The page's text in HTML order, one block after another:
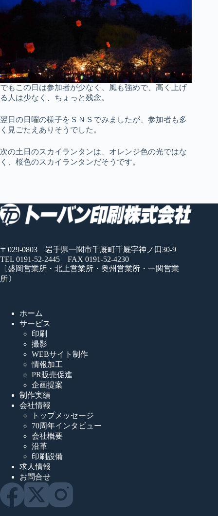
でもこの日は参加者が少なく、風も強めで、高く上げ
る人は少なく、ちょっと残念。
翌日の日曜の様子をＳＮＳでみましたが、参加者も多
く見ごたえありそうでした。
次の土日のスカイランタンは、オレンジ色の光ではな
く、桜色のスカイランタンだそうです。
〒029-0803 岩手県一関市千厩町千厩字神ノ田30-9
TEL 0191-52-2445 FAX 0191-52-4230
〔盛岡営業所・北上営業所・奥州営業所・一関営業
所〕
ホーム
サービス
印刷
撮影
WEBサイト制作
情報加工
PR販売促進
企画提案
制作実績
会社情報
トップメッセージ
70周年インタビュー
会社概要
沿革
印刷設備
求人情報
お問合せ